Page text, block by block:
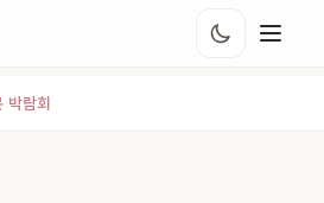
박람회